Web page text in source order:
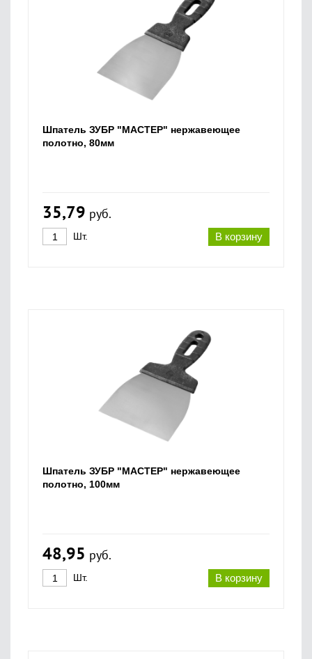
Шпатель ЗУБР "МАСТЕР" нержавеющее
полотно, 80мм
35,79 руб.
В корзину
Шт.
Шпатель ЗУБР "МАСТЕР" нержавеющее
полотно, 100мм
48,95 руб.
В корзину
Шт.